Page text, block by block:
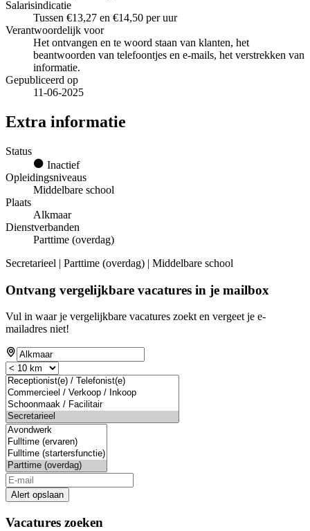
Salarisindicatie
Tussen €13,27 en €14,50 per uur
Verantwoordelijk voor
Het ontvangen en te woord staan van klanten, het
beantwoorden van telefoontjes en e-mails, het verstrekken van
informatie.
Gepubliceerd op
11-06-2025
Extra informatie
Status
Inactief
Opleidingsniveaus
Middelbare school
Plaats
Alkmaar
Dienstverbanden
Parttime (overdag)
Secretarieel | Parttime (overdag) | Middelbare school
Ontvang vergelijkbare vacatures in je mailbox
Vul in waar je vergelijkbare vacatures zoekt en vergeet je e-
mailadres niet!
Alert opslaan
Vacatures zoeken